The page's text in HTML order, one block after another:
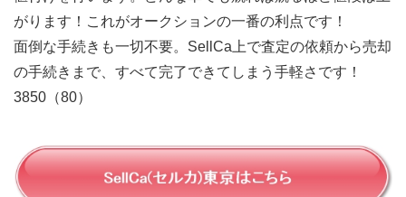
がります！これがオークションの一番の利点です！
面倒な手続きも一切不要。SellCa上で査定の依頼から売却
の手続きまで、すべて完了できてしまう手軽さです！
3850（80）